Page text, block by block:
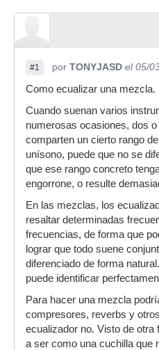
#1 por TONYJASD el 05/
Como ecualizar una mezcla.
Cuando suenan varios
numerosas ocasiones, dos
comparten un cierto rango
unísono, puede que no se
que ese rango concreto
engorrone, o resulte
En las mezclas, los
resaltar determinadas
frecuencias, de forma que
lograr que todo suene
diferenciado de forma
puede identificar
Para hacer una mezcla
compresores, reverbs y
ecualizador no. Visto de otra
a ser como una cuchilla que